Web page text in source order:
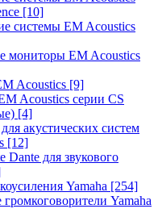
[10]
системы EM Acoustics
мониторы EM Acoustics
Acoustics [9]
Acoustics серии CS
[4]
акустических систем
[12]
для звукового
Yamaha [254]
Yamaha